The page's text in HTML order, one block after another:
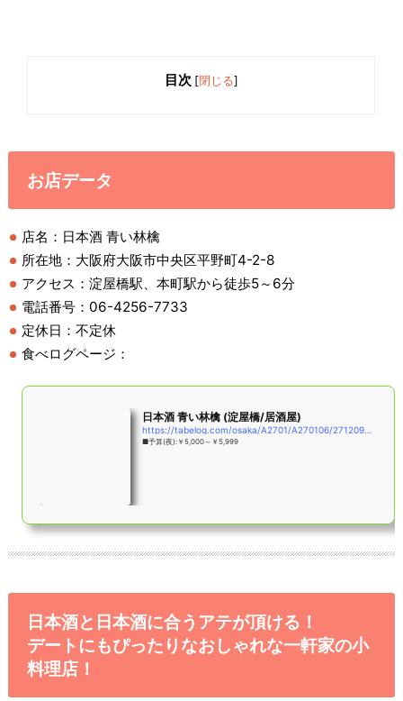
目次 [閉じる]
お店データ
店名：日本酒 青い林檎
所在地：大阪府大阪市中央区平野町4-2-8
アクセス：淀屋橋駅、本町駅から徒歩5～6分
電話番号：06-4256-7733
定休日：不定休
食べログページ：
日本酒 青い林檎 (淀屋橋/居酒屋)
■予算(夜):￥5,000～￥5,999
日本酒と日本酒に合うアテが頂ける！
デートにもぴったりなおしゃれな一軒家の小
料理店！